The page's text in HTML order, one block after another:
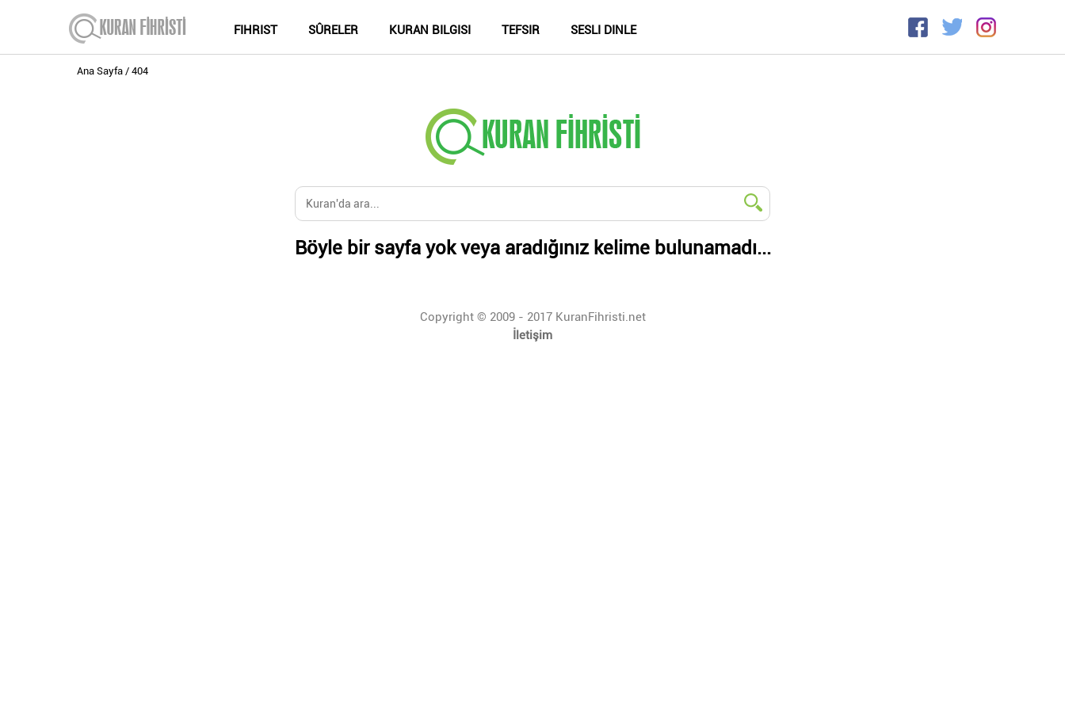
FIHRIST SÛRELER KURAN BILGISI TEFSIR SESLI DINLE
Ana Sayfa 404
Böyle bir sayfa yok veya aradığınız kelime bulunamadı...
Copyright © 2009 - 2017 KuranFihristi.net
İletişim